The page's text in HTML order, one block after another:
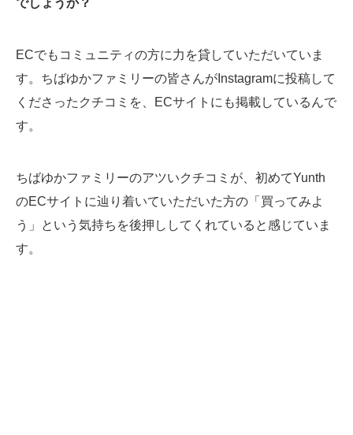
でしょうか？
ECでもコミュニティの方に力を貸していただいていま
す。ちばゆかファミリーの皆さんがInstagramに投稿して
くださったクチコミを、ECサイトにも掲載しているんで
す。
ちばゆかファミリーのアツいクチコミが、初めてYunth
のECサイトに辿り着いていただいた方の「買ってみよ
う」という気持ちを後押ししてくれていると感じていま
す。